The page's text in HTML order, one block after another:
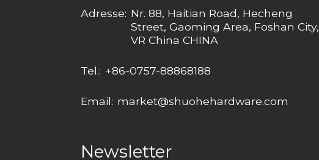
Adresse: Nr. 88, Haitian Road, Hecheng
Street, Gaoming Area, Foshan City,
VR China CHINA
Tel.: +86-0757-88868188
Email: market@shuohehardware.com
Newsletter